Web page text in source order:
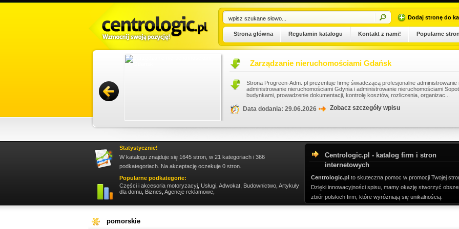
Dodaj stronę do
Strona główna Regulamin katalogu Kontakt z nami! Popularne
renowacji konstrukcji. Nasza oferta obejmuje
Zarządzanie nieruchomościami Gdańsk
Strona Progreen-Adm. pl prezentuje firmę świadczącą profesjonalne administrowanie
administrowanie nieruchomościami Gdynia i administrowanie nieruchomościami
budynkami, prowadzenie dokumentacji, kontrolę kosztów, rozliczenia, organizac...
Data dodania: 29.06.2026 Zobacz szczegóły wpisu
Centrologic.pl - katalog firm i stron
internetowych
Centrologic.pl to skuteczna pomoc w promocji Twojej
Dzięki innowacyjności spisu, mamy okazję stworzyć
zbiór polskich firm, które wyróżniają się unikalnością.
Statystycznie!
W katalogu znajduje się 1645 stron, w 21 kategoriach i 366
podkategoriach. Na akceptację oczekuje 0 stron.
Popularne podkategorie:
Części i akcesoria motoryzacyj Usługi Adwokat Budownictwo Artykuły
dla domu Biznes Agencje reklamowe
pomorskie